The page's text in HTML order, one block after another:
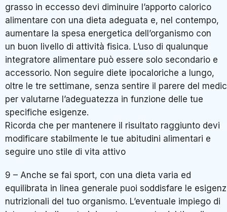
grasso in eccesso devi diminuire l’apporto calorico
alimentare con una dieta adeguata e, nel contempo,
aumentare la spesa energetica dell’organismo con
un buon livello di attività fisica. L’uso di qualunque
integratore alimentare può essere solo secondario e
accessorio. Non seguire diete ipocaloriche a lungo,
oltre le tre settimane, senza sentire il parere del
per valutarne l’adeguatezza in funzione delle tue
specifiche esigenze.
Ricorda che per mantenere il risultato raggiunto devi
modificare stabilmente le tue abitudini alimentari e
seguire uno stile di vita attivo
9 – Anche se fai sport, con una dieta varia ed
equilibrata in linea generale puoi soddisfare le
nutrizionali del tuo organismo. L’eventuale impiego di